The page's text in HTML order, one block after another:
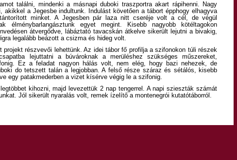
találni, mindenki a másnapi duboki traszportra akart rápihenni. Nagy
akikkel a Jegesbe indultunk. Indulást követően a tábort épphogy elhagyva
minket. A Jegesben pár laza nitt cseréje volt a cél, de végül
élménybarlangásztunk egyet megint. Kisebb nagyobb kötéltagokon
átvergődve, lábáztató tavacskán átkelve sikerült lejutni a bivakig,
legalább beázott a csizma és hideg volt.
projekt részvevői lehettünk. Az idei tábor fő profilja a szifonokon túli részek
lejuttatni a búvároknak a merüléshez szükséges műszereket,
Ez a feladat nagyon hálás volt, nem elég, hogy bazi nehezek, de
do tetszett talán a legjobban. A felső része száraz és sétálós, kisebb
egy patakmederben a vizet kísérve végig le a szifonig.
kihozni, majd levezettük 2 nap tengerrel. A napi szieszták számát
Jól sikerült nyaralás volt, remek ízelítő a montenegrói kutatótáborról.